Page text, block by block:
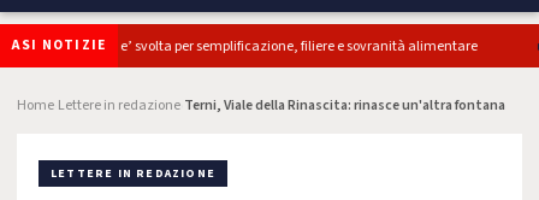
ASI NOTIZIE
ok Camera e’ svolta per semplificazione, filiere e sovranità alimentare
Home Lettere in redazione Terni, Viale della Rinascita: rinasce un'altra fontana
LETTERE IN REDAZIONE